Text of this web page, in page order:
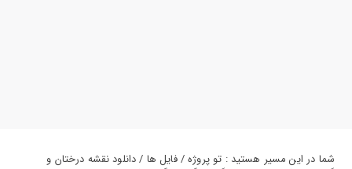
شما در این مسیر هستید : تو پروژه / فایل ها / دانلود نقشه درختان و